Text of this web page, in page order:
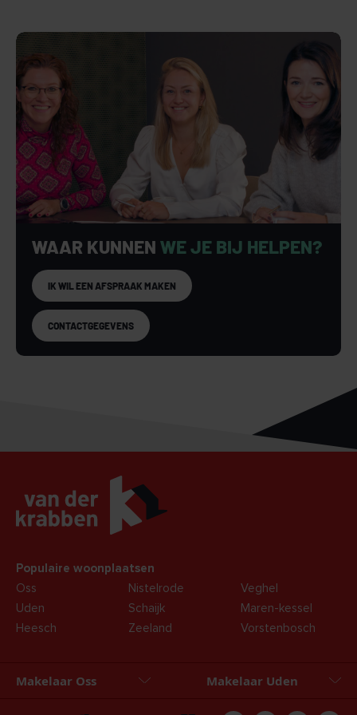
WAAR KUNNEN WE JE BIJ HELPEN?
IK WIL EEN AFSPRAAK MAKEN
CONTACTGEGEVENS
Populaire woonplaatsen
Oss
Uden
Heesch
Nistelrode
Schaijk
Zeeland
Veghel
Maren-kessel
Vorstenbosch
Makelaar Oss Makelaar Uden